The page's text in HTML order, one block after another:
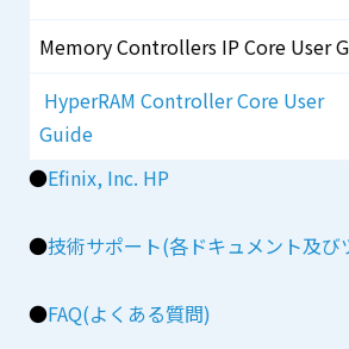
Memory Controllers IP Core User
HyperRAM Controller Core User
Guide
●Efinix, Inc. HP
●技術サポート(各ドキュメント及び
●FAQ(よくある質問)